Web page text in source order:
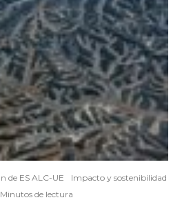
de ES ALC-UE
Impacto y sostenibilidad
de lectura